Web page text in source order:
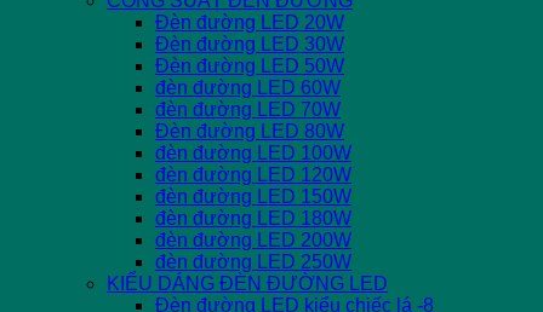
Đèn đường LED 20W
Đèn đường LED 30W
Đèn đường LED 50W
đèn đường LED 60W
đèn đường LED 70W
Đèn đường LED 80W
đèn đường LED 100W
đèn đường LED 120W
đèn đường LED 150W
đèn đường LED 180W
đèn đường LED 200W
đèn đường LED 250W
KIỂU DÁNG ĐÈN ĐƯỜNG LED
Đèn đường LED kiểu chiếc lá -8